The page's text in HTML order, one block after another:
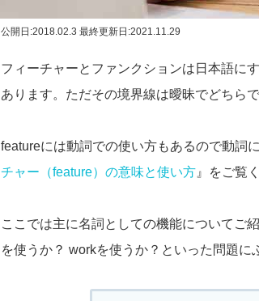
公開日:2018.02.3 最終更新日:2021.11.29
フィーチャーとファンクションは日本語に
あります。ただその境界線は曖昧でどちら
featureには動詞での使い方もあるので動詞
チャー（feature）の意味と使い方』をご覧
ここでは主に名詞としての機能についてご
を使うか？ workを使うか？といった問題に